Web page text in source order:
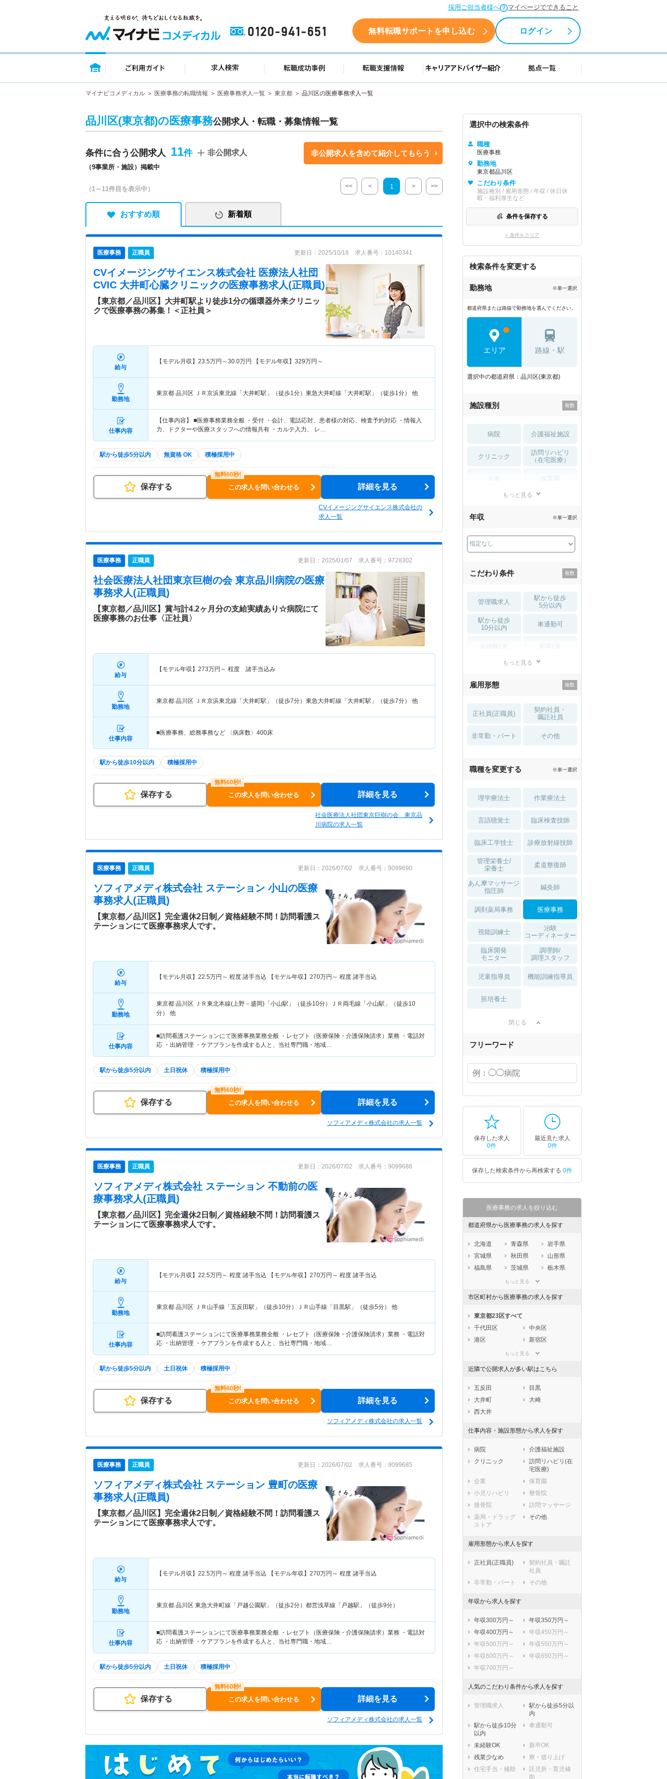
採用ご担当者様へ マイページでできること
0120-941-651 無料転職サポートを申し込む ログイン
トップページ ご利用ガイド 求人検索 転職成功事例 転職支援情報 キャリアアドバイザー紹介 拠点一覧
マイナビコメディカル 医療事務の転職情報 医療事務求人一覧 東京都 品川区の医療事務求人一覧
品川区(東京都)の医療事務公開求人・転職・募集情報一覧
条件に合う公開求人 11
（9事業所・施設）掲載中
非公開求人 非公開求人を含めて紹介してもらう
（1～11件目を表示中） << < 1 > >>
おすすめ順 新着順
医療事務 正職員 更新日：2025/10/16 求人番号：10140341
CVイメージングサイエンス株式会社 医療法人社団
CVIC 大井町心臓クリニックの医療事務求人(正職員)
【東京都／品川区】大井町駅より徒歩1分の循環器外来クリニッ
クで医療事務の募集！＜正社員＞
給与
【モデル月収】 23.5万円～30.0万円 【モデル年収】 329万円～
勤務地
東京都 品川区 ＪＲ京浜東北線「大井町駅」（徒歩1分）東急大井町線「大井町駅」（徒歩1分） 他
仕事内容
【仕事内容】 ■医療事務業務全般 ・受付 ・会計、電話応対、患者様の対応、検査予約対応 ・情報入
力、ドクターや医療スタッフへの情報共有 ・カルテ入力、 レ…
駅から徒歩5分以内 無資格 OK 積極採用中
保存する この求人を問い合わせる 詳細を見る
CVイメージングサイエンス株式会社の
求人一覧
医療事務 正職員 更新日：2025/01/07 求人番号：9728302
社会医療法人社団東京巨樹の会 東京品川病院の医療
事務求人(正職員)
【東京都／品川区】賞与計4.2ヶ月分の支給実績あり☆病院にて
医療事務のお仕事〈正社員〉
給与
【モデル年収】 273万円～ 程度 諸手当込み
勤務地
東京都 品川区 ＪＲ京浜東北線「大井町駅」（徒歩7分）東急大井町線「大井町駅」（徒歩7分） 他
仕事内容
■医療事務、総務事務など 〈病床数〉400床
駅から徒歩10分以内 積極採用中
保存する この求人を問い合わせる 詳細を見る
社会医療法人社団東京巨樹の会 東京品
川病院の求人一覧
医療事務 正職員 更新日：2026/07/02 求人番号：9099690
ソフィアメディ株式会社 ステーション 小山の医療
事務求人(正職員)
【東京都／品川区】完全週休2日制／資格経験不問！訪問看護ス
テーションにて医療事務求人です。
給与
【モデル月収】 22.5万円～ 程度 諸手当込 【モデル年収】 270万円～ 程度 諸手当込
勤務地
東京都 品川区 ＪＲ東北本線(上野－盛岡)「小山駅」（徒歩10分）ＪＲ両毛線「小山駅」（徒歩10
分） 他
仕事内容
■訪問看護ステーションにて医療事務業務全般 ・レセプト（医療保険・介護保険請求）業務 ・電話対
応 ・出納管理 ・ケアプランを作成する人と、当社専門職・地域…
駅から徒歩5分以内 土日祝休 積極採用中
保存する この求人を問い合わせる 詳細を見る
ソフィアメディ株式会社の求人一覧
医療事務 正職員 更新日：2026/07/02 求人番号：9099686
ソフィアメディ株式会社 ステーション 不動前の医
療事務求人(正職員)
【東京都／品川区】完全週休2日制／資格経験不問！訪問看護ス
テーションにて医療事務求人です。
給与
【モデル月収】 22.5万円～ 程度 諸手当込 【モデル年収】 270万円～ 程度 諸手当込
勤務地
東京都 品川区 ＪＲ山手線「五反田駅」（徒歩10分）ＪＲ山手線「目黒駅」（徒歩5分） 他
仕事内容
■訪問看護ステーションにて医療事務業務全般 ・レセプト（医療保険・介護保険請求）業務 ・電話対
応 ・出納管理 ・ケアプランを作成する人と、当社専門職・地域…
駅から徒歩5分以内 土日祝休 積極採用中
保存する この求人を問い合わせる 詳細を見る
ソフィアメディ株式会社の求人一覧
医療事務 正職員 更新日：2026/07/02 求人番号：9099685
ソフィアメディ株式会社 ステーション 豊町の医療
事務求人(正職員)
【東京都／品川区】完全週休2日制／資格経験不問！訪問看護ス
テーションにて医療事務求人です。
給与
【モデル月収】 22.5万円～ 程度 諸手当込 【モデル年収】 270万円～ 程度 諸手当込
勤務地
東京都 品川区 東急大井町線「戸越公園駅」（徒歩2分）都営浅草線「戸越駅」（徒歩9分）
仕事内容
■訪問看護ステーションにて医療事務業務全般 ・レセプト（医療保険・介護保険請求）業務 ・電話対
応 ・出納管理 ・ケアプランを作成する人と、当社専門職・地域…
駅から徒歩5分以内 土日祝休 積極採用中
保存する この求人を問い合わせる 詳細を見る
ソフィアメディ株式会社の求人一覧
選択中の検索条件
職種
医療事務
勤務地
東京都品川区
こだわり条件
施設種別 / 雇用形態 / 年収 / 休日休
暇・福利厚生など
条件を保存する
× 条件をクリア
検索条件を変更する
勤務地 ※単一選択
都道府県または路線で勤務地を選んでください。
エリア 路線・駅
選択中の都道府県：品川区(東京都)
施設種別
病院 介護福祉施設
クリニック
訪問リハビリ
（在宅医療）
薬局・
もっと見る
年収 ※単一選択
こだわり条件
管理職求人
駅から徒歩
5分以内
駅から徒歩
10分以内
車通勤可
住宅手当・補助
土日祝休 無資格 OK
積極採用中 WEB面接OK
もっと見る
雇用形態
正社員(正職員)
契約社員・
嘱託社員
非常勤・パート その他
職種を変更する ※単一選択
理学療法士 作業療法士
言語聴覚士 臨床検査技師
臨床工学技士 診療放射線技師
管理栄養士/
栄養士
柔道整復師
あん摩マッサージ
指圧師
鍼灸師
調剤薬局事務 医療事務
視能訓練士
治験
コーディネーター
臨床開発
モニター
調理師/
調理スタッフ
児童指導員 機能訓練指導員
胚培養士
閉じる
フリーワード
保存した求人
0件
最近見た求人
0件
保存した検索条件から再検索する 0件
医療事務の求人を絞り込む
都道府県から医療事務の求人を探す
北海道 青森県
岩手県
宮城県
秋田県
山形県
福島県
茨城県
栃木県
埼玉県
石川県
福井県
静岡県
愛知県
滋賀県
京都府
奈良県
香川県
愛媛県
福岡県
佐賀県
熊本県
もっと見る
市区町村から医療事務の求人を探す
東京都23区すべて
千代田区
中央区
港区
新宿区
台東区
大田区
世田谷区
渋谷区
中野区
杉並区
板橋区
練馬区
足立区
葛飾区
江戸川区
八王子市
立川市
武蔵野市
三鷹市
青梅市
府中市
昭島市
調布市
小平市
日野市
国立市
福生市
狛江市
東大和市
武蔵村山市
町
西多摩郡檜原村
西多摩郡奥多摩
新島村
神津島村
三宅村
御蔵島村
青ヶ島村
小笠原村
もっと見る
近隣で公開求人が多い駅はこちら
五反田
目黒
大井町
大崎
西大井
仕事内容・施設形態から求人を探す
病院
介護福祉施設
クリニック
訪問リハビリ(在
宅医療)
企業
保育園
小児リハビリ
整骨院
接骨院
訪問マッサージ
薬局・ドラッグ
ストア
その他
雇用形態から求人を探す
正社員(正職員)
契約社員・嘱託
社員
非常勤・パート
その他
年収から求人を探す
年収300万円～
年収350万円～
年収400万円～
年収450万円～
年収500万円～
年収550万円～
年収600万円～
年収650万円～
年収700万円～
人気のこだわり条件から求人を探す
管理職求人
駅から徒歩5分以
内
駅から徒歩10分
以内
車通勤可
未経験OK
新卒OK
残業少なめ
寮・借り上げ
住宅手当・補助
託児所・育児補
助